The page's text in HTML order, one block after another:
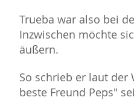
Trueba war also bei
Inzwischen möchte
äußern.
So schrieb er laut der
beste Freund Peps"